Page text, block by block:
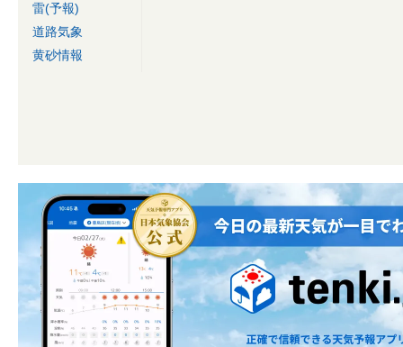
雷(予報)
道路気象
黄砂情報